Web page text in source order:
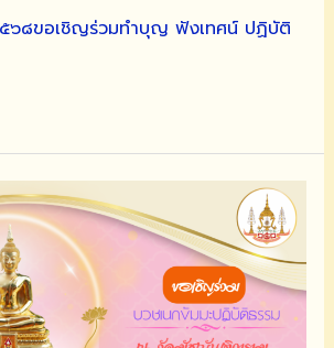
๘ขอเชิญร่วมทำบุญ ฟังเทศน์ ปฏิบัติ